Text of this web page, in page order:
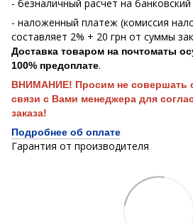
- безналичный расчет на банковский
- наложенный платеж (комиссия
составляет 2% + 20 грн от суммы
Доставка товаром на почтоматы
100% предоплате.
ВНИМАНИЕ! Просим не совершать
связи с Вами менеджера для
заказа!
Подробнее об оплате
Гарантия от производителя